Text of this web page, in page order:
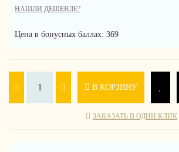
НАШЛИ ДЕШЕВЛЕ?
Цена в бонусных баллах: 369
В КОРЗИНУ
ЗАКАЗАТЬ В ОДИН КЛИК